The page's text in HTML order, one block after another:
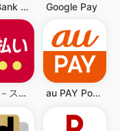
U.S. Bank Mobile Banking Google Pay
d払い－スマホ決済アプリ、キャッシュレスでお支払い au PAY Pontaポイントがおトクにたまる！